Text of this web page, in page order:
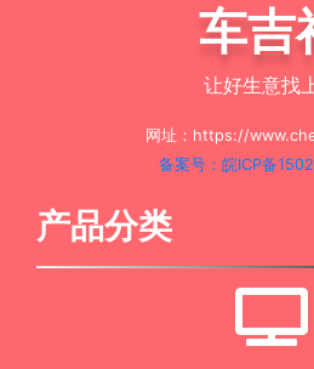
车吉
让好生意找
网址：https://
备案号：皖ICP备
产品分类